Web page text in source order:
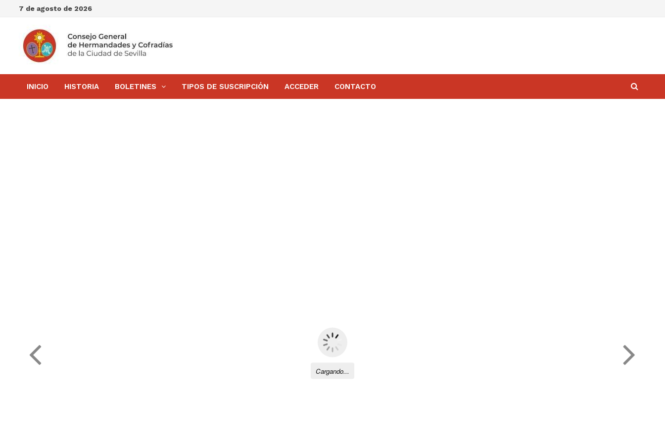
Saltar
contenido
7 de agosto de 2026
INICIO HISTORIA BOLETINES TIPOS DE SUSCRIPCIÓN ACCEDER CONTACTO